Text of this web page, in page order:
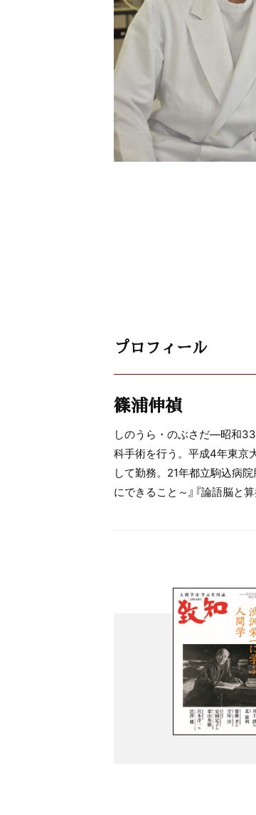
プロフィール
篠浦伸禎
しのうら・のぶさだ―昭和
科手術を行う。平成4年東京
して勤務。21年都立駒込病
にできること～』『論語脳と